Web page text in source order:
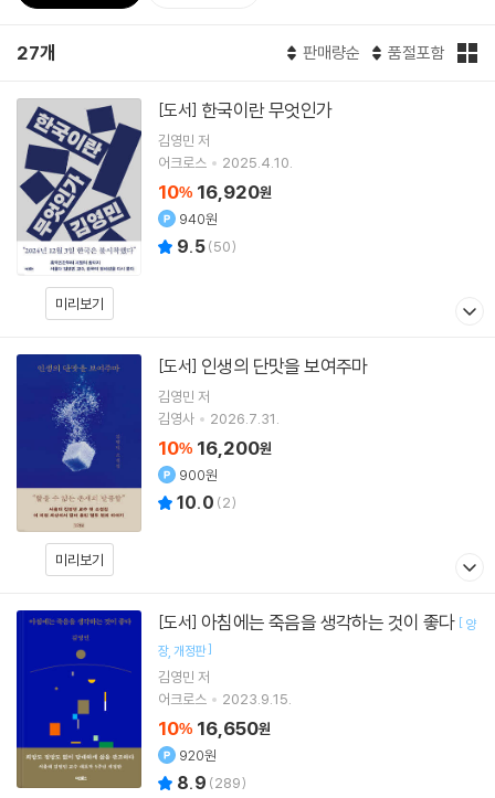
27개 판매량순 품절포함
미리보기
[도서] 한국이란 무엇인가
김영민 저
어크로스
2025.4.10.
10% 16,920원
940원
9.5(50)
미리보기
[도서] 인생의 단맛을 보여주마
김영민 저
김영사
2026.7.31.
10% 16,200원
900원
10.0 (2)
[도서] 아침에는 죽음을 생각하는 것이 좋다 [ 양
장 개정판]
김영민 저
어크로스
2023.9.15.
10% 16,650원
920원
8.9 (289)